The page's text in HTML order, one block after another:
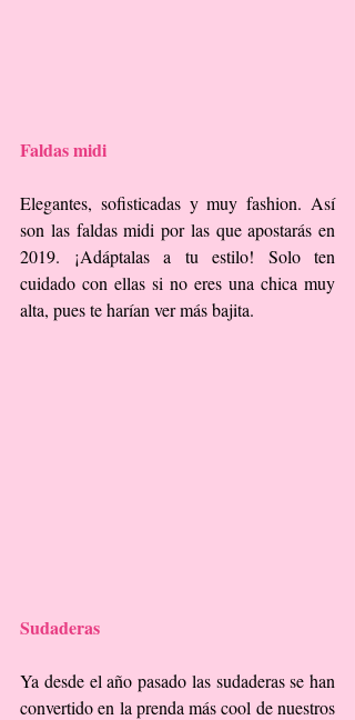
Faldas midi
Elegantes, sofisticadas y muy fashion. Así
son las faldas midi por las que apostarás en
2019. ¡Adáptalas a tu estilo! Solo ten
cuidado con ellas si no eres una chica muy
alta, pues te harían ver más bajita.
Sudaderas
Ya desde el año pasado las sudaderas se han
convertido en la prenda más cool de nuestros